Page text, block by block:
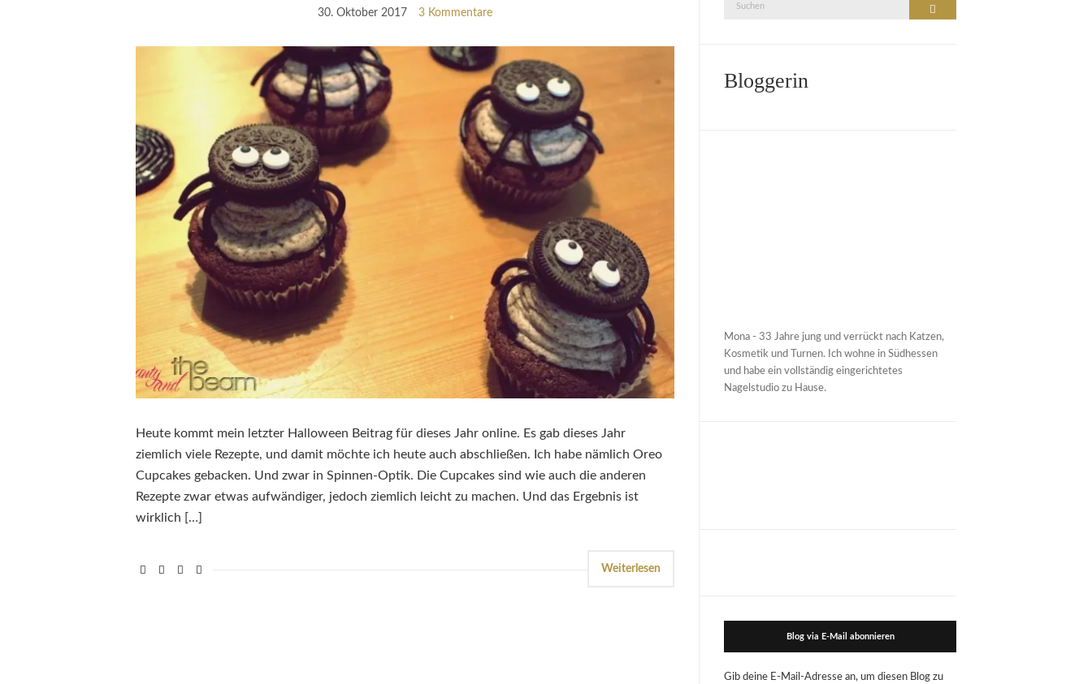
30. Oktober 2017 3 Kommentare
Heute kommt mein letzter Halloween Beitrag für dieses Jahr online. Es gab dieses Jahr
ziemlich viele Rezepte, und damit möchte ich heute auch abschließen. Ich habe nämlich Oreo
Cupcakes gebacken. Und zwar in Spinnen-Optik. Die Cupcakes sind wie auch die anderen
Rezepte zwar etwas aufwändiger, jedoch ziemlich leicht zu machen. Und das Ergebnis ist
wirklich […]
Weiterlesen
Suchen
Bloggerin
Mona - 33 Jahre jung und verrückt nach Katzen,
Kosmetik und Turnen. Ich wohne in Südhessen
und habe ein vollständig eingerichtetes
Nagelstudio zu Hause.
Blog via E-Mail abonnieren
Gib deine E-Mail-Adresse an, um diesen Blog zu